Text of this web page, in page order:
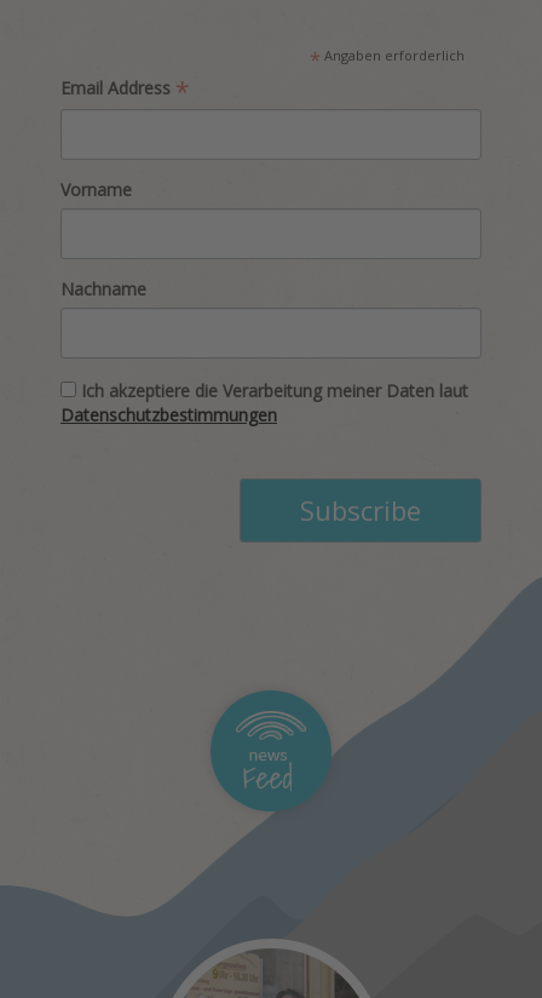
* Angaben erforderlich
Email Address *
Vorname
Nachname
Ich akzeptiere die Verarbeitung meiner Daten laut
Datenschutzbestimmungen